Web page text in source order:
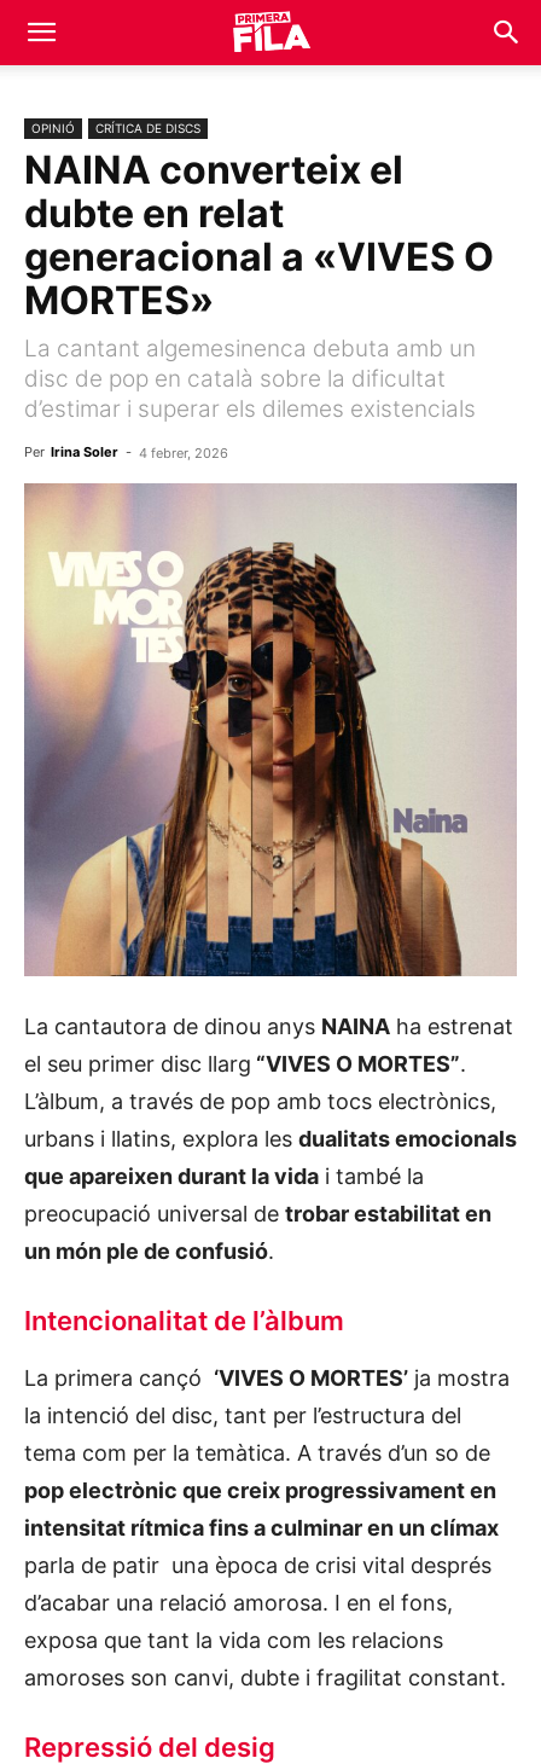
OPINIÓ CRÍTICA DE DISCS
NAINA converteix el
dubte en relat
generacional a «VIVES O
MORTES»
La cantant algemesinenca debuta amb un
disc de pop en català sobre la dificultat
d’estimar i superar els dilemes existencials
Per Irina Soler - 4 febrer, 2026
La cantautora de dinou anys NAINA ha estrenat
el seu primer disc llarg “VIVES O MORTES”.
L’àlbum, a través de pop amb tocs electrònics,
urbans i llatins, explora les dualitats emocionals
que apareixen durant la vida i també la
preocupació universal de trobar estabilitat en
un món ple de confusió.
Intencionalitat de l’àlbum
La primera cançó ‘VIVES O MORTES’ ja mostra
la intenció del disc, tant per l’estructura del
tema com per la temàtica. A través d’un so de
pop electrònic que creix progressivament en
intensitat rítmica fins a culminar en un clímax
parla de patir una època de crisi vital després
d’acabar una relació amorosa. I en el fons,
exposa que tant la vida com les relacions
amoroses son canvi, dubte i fragilitat constant.
Repressió del desig